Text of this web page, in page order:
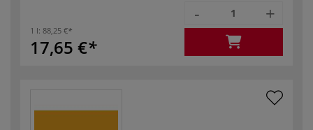
1 l: 88,25 €
17,65 €
- +